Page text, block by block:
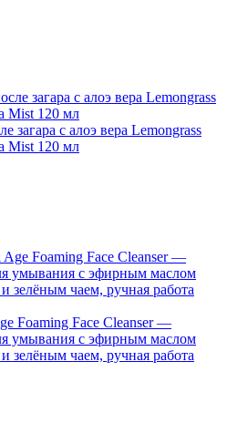
с алоэ вера Lemongrass
Mist 120 мл
Foaming Face Cleanser —
умывания с эфирным маслом
зелёным чаем, ручная работа